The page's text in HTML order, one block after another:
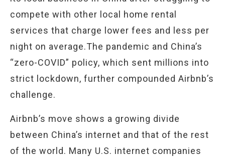
compete with other local home rental
services that charge lower fees and less per
night on average.The pandemic and China’s
“zero-COVID” policy, which sent millions into
strict lockdown, further compounded Airbnb’s
challenge.
Airbnb’s move shows a growing divide
between China’s internet and that of the rest
of the world. Many U.S. internet companies